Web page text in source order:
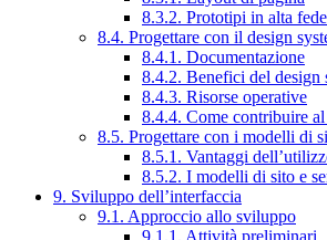
8.3.2. Prototipi in alta
8.4. Progettare con il design
8.4.1. Documentazione
8.4.2. Benefici del design
8.4.3. Risorse operative
8.4.4. Come contribuire
8.5. Progettare con i modelli di
8.5.1. Vantaggi
8.5.2. I modelli di sito e
9. Sviluppo dell’interfaccia
9.1. Approccio allo sviluppo
9.1.1. Attività preliminari